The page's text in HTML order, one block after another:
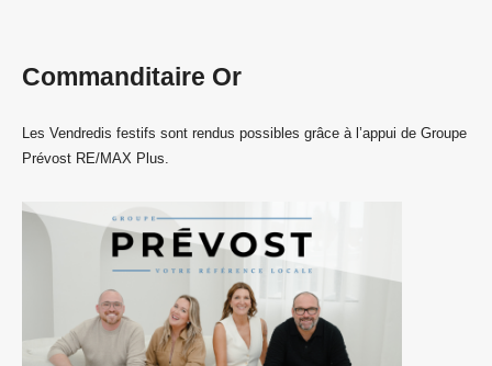
Commanditaire Or
Les Vendredis festifs sont rendus possibles grâce à l’appui de Groupe
Prévost RE/MAX Plus.